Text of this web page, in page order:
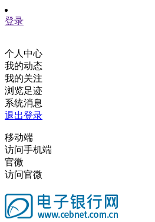
登录
个人中心
我的动态
我的关注
浏览足迹
系统消息
退出登录
移动端
访问手机端
官微
访问官微